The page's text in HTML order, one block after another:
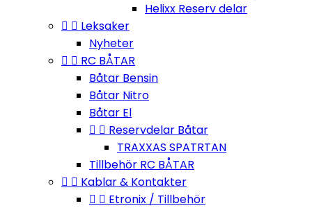
Helixx Reserv delar
  Leksaker
Nyheter
  RC BÅTAR
Båtar Bensin
Båtar Nitro
Båtar El
  Reservdelar Båtar
TRAXXAS SPATRTAN
Tillbehör RC BÅTAR
  Kablar & Kontakter
  Etronix / Tillbehör